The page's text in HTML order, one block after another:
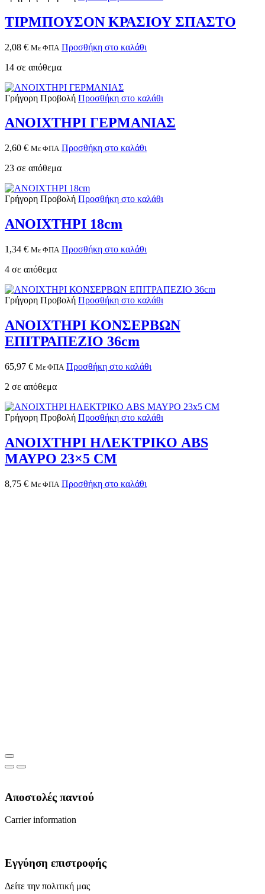
ΤΙΡΜΠΟΥΣΟΝ ΚΡΑΣΙΟΥ ΣΠΑΣΤΟ
2,08 € Με ΦΠΑ Προσθήκη στο καλάθι
14 σε απόθεμα
Γρήγορη Προβολή Προσθήκη στο καλάθι
ΑΝΟΙΧΤΗΡΙ ΓΕΡΜΑΝΙΑΣ
2,60 € Με ΦΠΑ Προσθήκη στο καλάθι
23 σε απόθεμα
Γρήγορη Προβολή Προσθήκη στο καλάθι
ΑΝΟΙΧΤΗΡΙ 18cm
1,34 € Με ΦΠΑ Προσθήκη στο καλάθι
4 σε απόθεμα
Γρήγορη Προβολή Προσθήκη στο καλάθι
ΑΝΟΙΧΤΗΡΙ ΚΟΝΣΕΡΒΩΝ
ΕΠΙΤΡΑΠΕΖΙΟ 36cm
65,97 € Με ΦΠΑ Προσθήκη στο καλάθι
2 σε απόθεμα
Γρήγορη Προβολή Προσθήκη στο καλάθι
ΑΝΟΙΧΤΗΡΙ ΗΛΕΚΤΡΙΚΟ ABS
ΜΑΥΡΟ 23×5 CM
8,75 € Με ΦΠΑ Προσθήκη στο καλάθι
Αποστολές παντού
Carrier information
Εγγύηση επιστροφής
Δείτε την πολιτική μας